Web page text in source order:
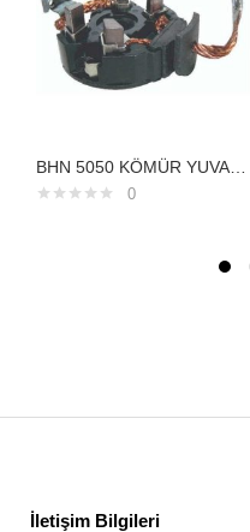
0
İletişim Bilgileri